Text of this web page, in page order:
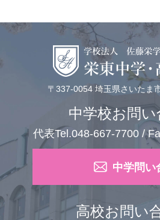
〒337-0054 埼玉県さいたま
中学校お問
代表Tel.048-667-7700 /
中学問い
高校お問い